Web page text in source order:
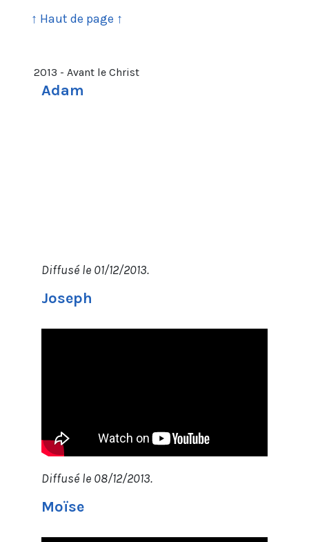
↑ Haut de page ↑
2013 - Avant le Christ
Adam
Diffusé le 01/12/2013.
Joseph
Diffusé le 08/12/2013.
Moïse